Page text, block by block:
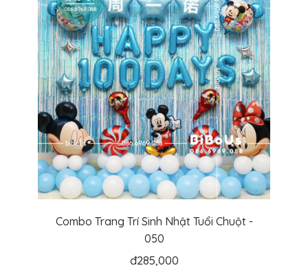
Combo Trang Trí Sinh Nhật Tuổi Chuột -
050
đ285,000